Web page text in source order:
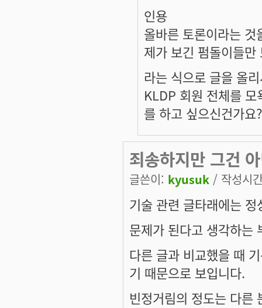
인용
올바른 토론이라는
제가 보긴 펌돌이들만
라는 식으로 글을 올
KLDP 회원 전체를
를 하고 싶으신건가요?
죄송하지만 그건
글쓴이: kyusuk / 작성시
기술 관련 글타래에는
문제가 된다고 생각하는
다른 글과 비교했을 때
기 때문으로 보입니다.
빈정거림의 정도는 다른